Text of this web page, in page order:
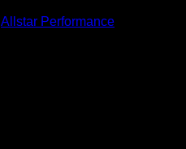
Allstar Performance